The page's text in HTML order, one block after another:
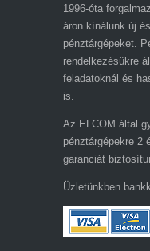
1996-óta
áron kínálunk új
pénztárgépeket.
rendelkezésükre
feladatoknál és
is.
Az ELCOM által
pénztárgépekre 2
garanciát
Üzletünkben